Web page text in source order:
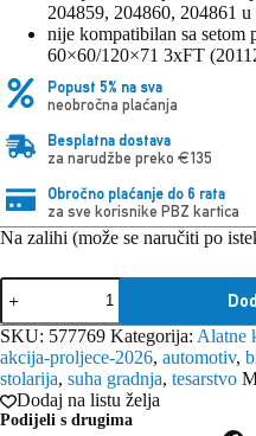
204859, 204860, 204861 u
nije kompatibilan sa setom
60×60/120×71 3xFT
Popust 5% na sva
neobročna plaćanja
Besplatna dostava
za narudžbe preko €135
Obročno plaćanje do 6 rata
za sve korisnike PBZ kartica
Na zalihi (može se naručiti po
Festool
Sortainer³
SYS3-
SORT/3
M
337
količina
SKU: 577769 Kategorija: Alatne
akcija-proljece-2026, automotiv,
stolarija, suha gradnja, tesarstvo
Dodaj na listu želja
Podijeli s drugima